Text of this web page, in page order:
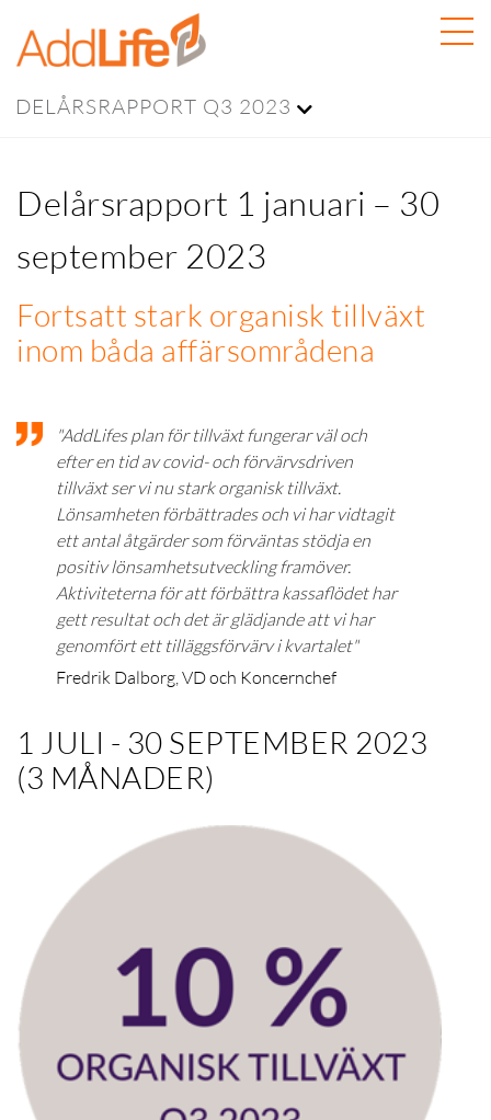
DELÅRSRAPPORT Q3 2023
Delårsrapport 1 januari – 30
september 2023
Fortsatt stark organisk tillväxt
inom båda affärsområdena
"AddLifes plan för tillväxt fungerar väl och
efter en tid av covid- och förvärvsdriven
tillväxt ser vi nu stark organisk tillväxt.
Lönsamheten förbättrades och vi har vidtagit
ett antal åtgärder som förväntas stödja en
positiv lönsamhetsutveckling framöver.
Aktiviteterna för att förbättra kassaflödet har
gett resultat och det är glädjande att vi har
genomfört ett tilläggsförvärv i kvartalet"
Fredrik Dalborg, VD och Koncernchef
1 JULI - 30 SEPTEMBER 2023
(3 MÅNADER)